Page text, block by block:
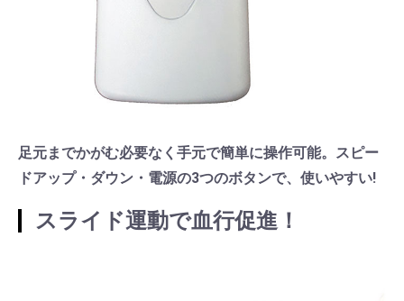
足元までかがむ必要なく手元で簡単に操作可能。スピー
ドアップ・ダウン・電源の3つのボタンで、使いやすい!
スライド運動で血行促進！